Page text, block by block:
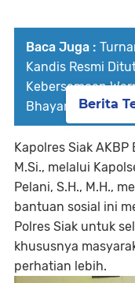
Baca Juga :
Kandis Resmi
Kebersamaan
Bhayangkara Ke -
Kapolres Siak AKBP
M.Si., melalui
Pelani, S.H., M.H.,
bantuan sosial ini
Polres Siak untuk
khususnya
perhatian lebih.
Berita